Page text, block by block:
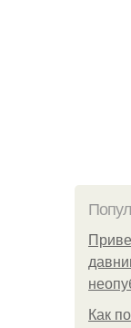
Как